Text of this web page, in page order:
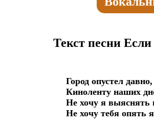
Текст песни
Город опустел
Киноленту наших
Не хочу я выяснять
Не хочу тебя опять